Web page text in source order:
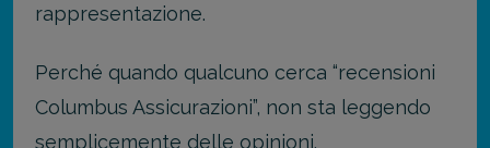
rappresentazione.
Perché quando qualcuno cerca “recensioni
Columbus Assicurazioni”, non sta leggendo
semplicemente delle opinioni.